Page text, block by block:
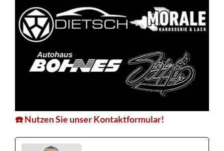
☎️ Nutzen Sie unser Kontaktformular!